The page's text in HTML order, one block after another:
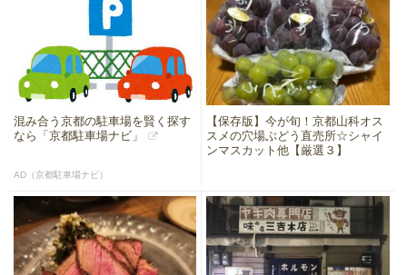
混み合う京都の駐車場を賢く探す
なら「京都駐車場ナビ」
AD（京都駐車場ナビ）
【保存版】今が旬！京都山科オス
スメの穴場ぶどう直売所☆シャイ
ンマスカット他【厳選３】